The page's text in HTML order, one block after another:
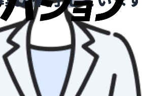
円
額 1月あたり 1,000 円 〜 3,000 円